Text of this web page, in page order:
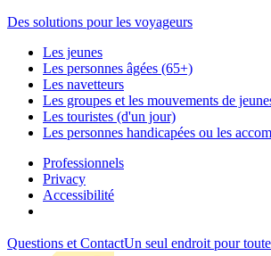
Des solutions pour les voyageurs
Les jeunes
Les personnes âgées (65+)
Les navetteurs
Les groupes et les mouvements de
Les touristes (d'un jour)
Les personnes handicapées ou les
Professionnels
Privacy
Accessibilité
Questions et ContactUn seul endroit pour